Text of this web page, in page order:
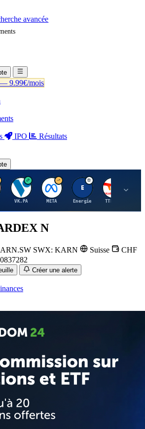
avancée
— 9.99€/mois
IPO
Résultats
V
VK.PA
M
META
E
Energie
T
TTE.PA
N
SWX: KARN Suisse
CHF
Créer une alerte